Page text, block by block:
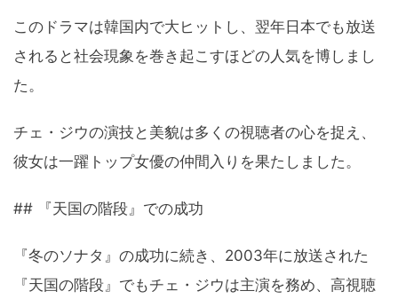
このドラマは韓国内で大ヒットし、翌年日本でも放送
されると社会現象を巻き起こすほどの人気を博しまし
た。
チェ・ジウの演技と美貌は多くの視聴者の心を捉え、
彼女は一躍トップ女優の仲間入りを果たしました。
## 『天国の階段』での成功
『冬のソナタ』の成功に続き、2003年に放送された
『天国の階段』でもチェ・ジウは主演を務め、高視聴